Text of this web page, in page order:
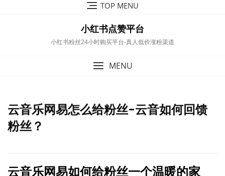
TOP MENU
小红书点赞平台
小红书粉丝24小时购买平台-真人低价涨粉渠道
MENU
云音乐网易怎么给粉丝-云音如何回馈
粉丝？
云音乐网易如何给粉丝一个温暖的家